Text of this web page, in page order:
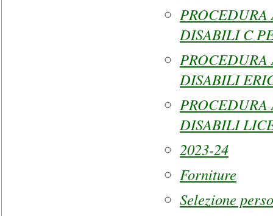
DISABILI C
DISABILI
DISABILI
2023-24
Forniture
Selezione